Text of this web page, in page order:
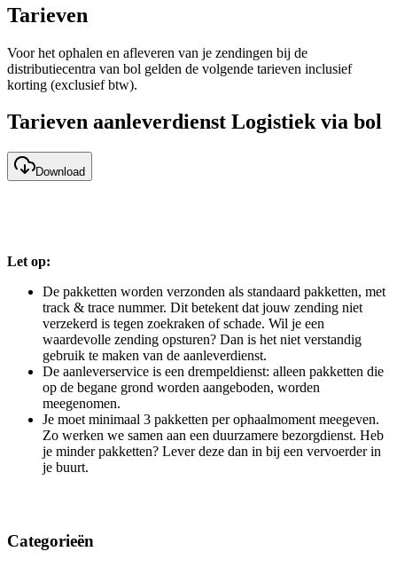
Tarieven
Voor het ophalen en afleveren van je zendingen bij de
distributiecentra van bol gelden de volgende tarieven inclusief
korting (exclusief btw).
Tarieven aanleverdienst Logistiek via bol
Download
Let op:
De pakketten worden verzonden als standaard pakketten, met
track & trace nummer. Dit betekent dat jouw zending niet
verzekerd is tegen zoekraken of schade. Wil je een
waardevolle zending opsturen? Dan is het niet verstandig
gebruik te maken van de aanleverdienst.
De aanleverservice is een drempeldienst: alleen pakketten die
op de begane grond worden aangeboden, worden
meegenomen.
Je moet minimaal 3 pakketten per ophaalmoment meegeven.
Zo werken we samen aan een duurzamere bezorgdienst. Heb
je minder pakketten? Lever deze dan in bij een vervoerder in
je buurt.
Categorieën